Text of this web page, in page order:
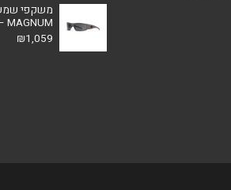
MAGNUM –
₪1,059